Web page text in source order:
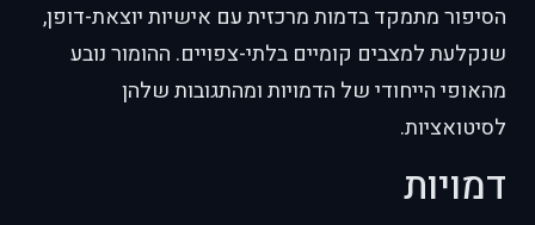
הסיפור מתמקד בדמות מרכזית עם אישיות יוצאת-דופן,
שנקלעת למצבים קומיים בלתי-צפויים. ההומור נובע
מהאופי הייחודי של הדמויות ומהתגובות שלהן
לסיטואציות.
דמויות